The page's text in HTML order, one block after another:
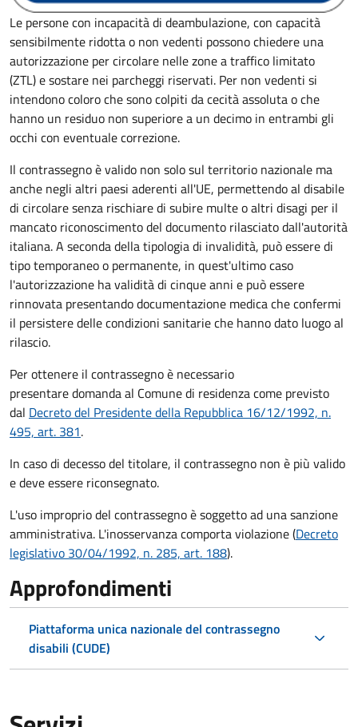
Le persone con incapacità di deambulazione, con capacità
sensibilmente ridotta o non vedenti possono chiedere una
autorizzazione per circolare nelle zone a traffico limitato
(ZTL) e sostare nei parcheggi riservati. Per non vedenti si
intendono coloro che sono colpiti da cecità assoluta o che
hanno un residuo non superiore a un decimo in entrambi gli
occhi con eventuale correzione.
Il contrassegno è valido non solo sul territorio nazionale ma
anche negli altri paesi aderenti all'UE, permettendo al disabile
di circolare senza rischiare di subire multe o altri disagi per il
mancato riconoscimento del documento rilasciato dall'autorità
italiana. A seconda della tipologia di invalidità, può essere di
tipo temporaneo o permanente, in quest'ultimo caso
l'autorizzazione ha validità di cinque anni e può essere
rinnovata presentando documentazione medica che confermi
il persistere delle condizioni sanitarie che hanno dato luogo al
rilascio.
Per ottenere il contrassegno è necessario
presentare domanda al Comune di residenza come previsto
dal Decreto del Presidente della Repubblica 16/12/1992, n.
495, art. 381.
In caso di decesso del titolare, il contrassegno non è più valido
e deve essere riconsegnato.
L'uso improprio del contrassegno è soggetto ad una sanzione
amministrativa. L'inosservanza comporta violazione (Decreto
legislativo 30/04/1992, n. 285, art. 188).
Approfondimenti
Piattaforma unica nazionale del contrassegno
disabili (CUDE)